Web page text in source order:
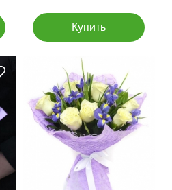
Роза Vendella, ирис Blue
magic, сизаль
50 см
40 см